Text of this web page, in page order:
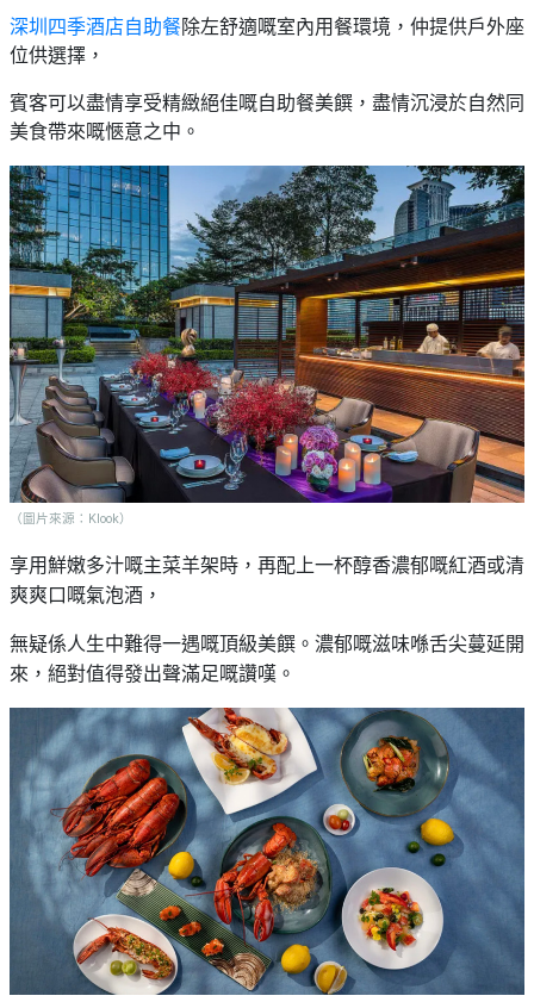
深圳四季酒店自助餐除左舒適嘅室內用餐環境，仲提供戶外座
位供選擇，
賓客可以盡情享受精緻絕佳嘅自助餐美饌，盡情沉浸於自然同
美食帶來嘅愜意之中。
（圖片來源：Klook）
享用鮮嫩多汁嘅主菜羊架時，再配上一杯醇香濃郁嘅紅酒或清
爽爽口嘅氣泡酒，
無疑係人生中難得一遇嘅頂級美饌 。濃郁嘅滋味喺舌尖蔓延開
來，絕對值得發出聲滿足嘅讚嘆。